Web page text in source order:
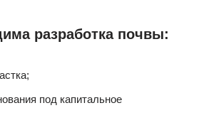
разработка почвы:
под капитальное